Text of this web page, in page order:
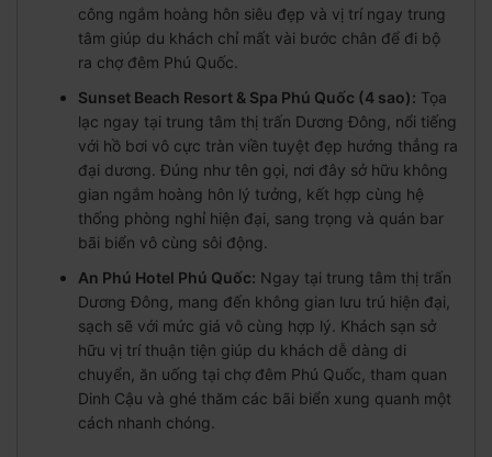
công ngắm hoàng hôn siêu đẹp và vị trí ngay trung
tâm giúp du khách chỉ mất vài bước chân để đi bộ
ra chợ đêm Phú Quốc.
Sunset Beach Resort & Spa Phú Quốc (4 sao): Tọa
lạc ngay tại trung tâm thị trấn Dương Đông, nổi tiếng
với hồ bơi vô cực tràn viền tuyệt đẹp hướng thẳng ra
đại dương. Đúng như tên gọi, nơi đây sở hữu không
gian ngắm hoàng hôn lý tưởng, kết hợp cùng hệ
thống phòng nghỉ hiện đại, sang trọng và quán bar
bãi biển vô cùng sôi động.
An Phú Hotel Phú Quốc: Ngay tại trung tâm thị trấn
Dương Đông, mang đến không gian lưu trú hiện đại,
sạch sẽ với mức giá vô cùng hợp lý. Khách sạn sở
hữu vị trí thuận tiện giúp du khách dễ dàng di
chuyển, ăn uống tại chợ đêm Phú Quốc, tham quan
Dinh Cậu và ghé thăm các bãi biển xung quanh một
cách nhanh chóng.